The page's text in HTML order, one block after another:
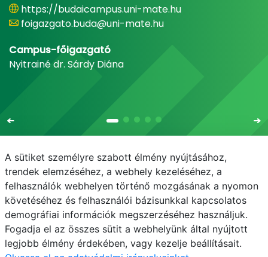
https://budaicampus.uni-mate.hu
foigazgato.buda@uni-mate.hu
Campus-főigazgató
Nyitrainé dr. Sárdy Diána
E-mail Telefonkönyv NEPTUN
E-learning
Adatvédelem
A sütiket személyre szabott élmény nyújtásához,
trendek elemzéséhez, a webhely kezeléséhez, a
felhasználók webhelyen történő mozgásának a nyomon
követéséhez és felhasználói bázisunkkal kapcsolatos
demográfiai információk megszerzéséhez használjuk.
Fogadja el az összes sütit a webhelyünk által nyújtott
legjobb élmény érdekében, vagy kezelje beállításait.